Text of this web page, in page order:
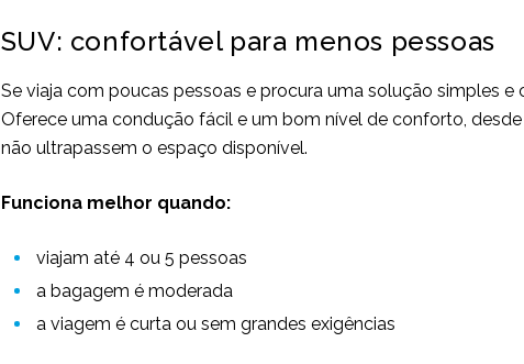
SUV: confortável para menos pessoas
Se viaja com poucas pessoas e procura uma solução simples e
Oferece uma condução fácil e um bom nível de conforto,
não ultrapassem o espaço disponível.
Funciona melhor quando:
viajam até 4 ou 5 pessoas
a bagagem é moderada
a viagem é curta ou sem grandes exigências